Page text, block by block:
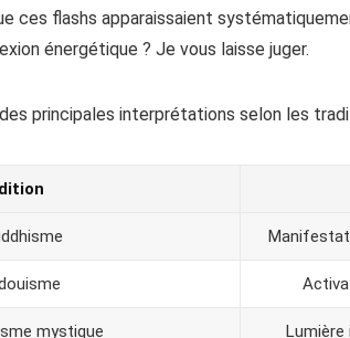
ces flashs apparaissaient
énergétique ? Je vous laisse juger.
principales interprétations selon les
mystique Lumière